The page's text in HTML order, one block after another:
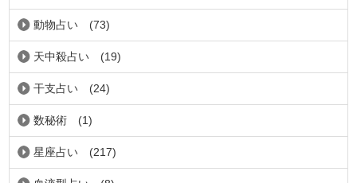
動物占い (73)
天中殺占い (19)
干支占い (24)
数秘術 (1)
星座占い (217)